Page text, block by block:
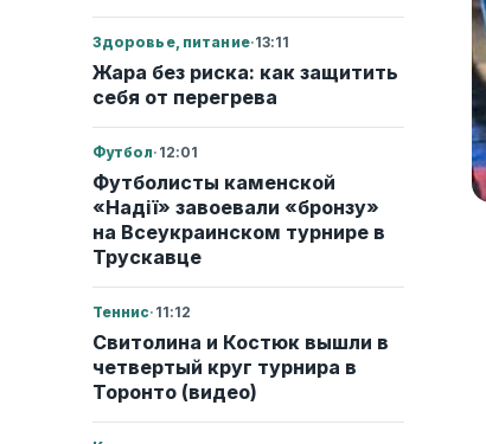
Здоровье, питание·13:11
Жара без риска: как защитить
себя от перегрева
Футбол· 12:01
Футболисты каменской
«Надії» завоевали «бронзу»
на Всеукраинском турнире в
Трускавце
Теннис· 11:12
Свитолина и Костюк вышли в
четвертый круг турнира в
Торонто (видео)